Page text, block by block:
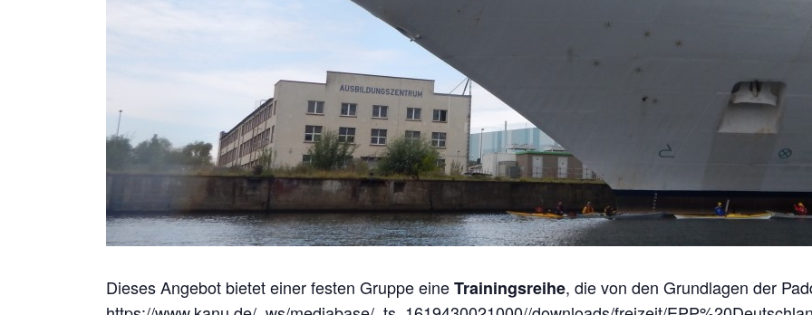
Dieses Angebot bietet einer festen Gruppe eineTrainingsreihe, die von den Grundlagen der